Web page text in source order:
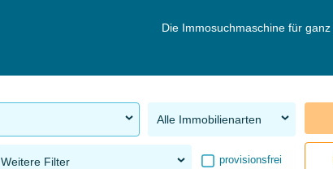
Die Immosuchmaschine für ganz
Alle Immobilienarten
Weitere Filter provisionsfrei